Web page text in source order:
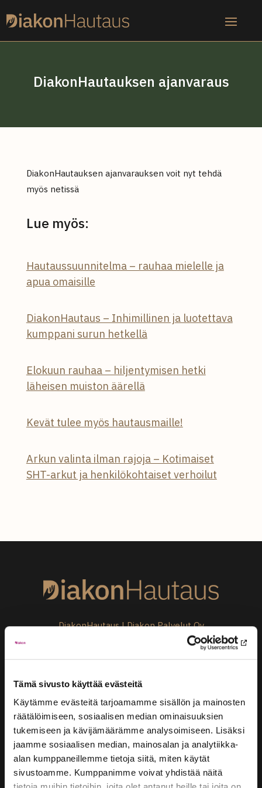
to
content
Tämä sivusto käyttää evästeitä
Käytämme evästeitä tarjoamamme sisällön ja mainosten
räätälöimiseen, sosiaalisen median ominaisuuksien
tukemiseen ja kävijämäärämme analysoimiseen. Lisäksi
jaamme sosiaalisen median, mainosalan ja analytiikka-
alan kumppaneillemme tietoja siitä, miten käytät
sivustoamme. Kumppanimme voivat yhdistää näitä
DiakonHautauksen ajanvaraus
DiakonHautauksen ajanvarauksen voit nyt tehdä
myös netissä
Lue myös:
Hautaussuunnitelma – rauhaa mielelle ja
apua omaisille
DiakonHautaus – Inhimillinen ja luotettava
kumppani surun hetkellä
Elokuun rauhaa – hiljentymisen hetki
läheisen muiston äärellä
Kevät tulee myös hautausmaille!
Arkun valinta ilman rajoja – Kotimaiset
SHT-arkut ja henkilökohtaiset verhoilut
DiakonHautaus | Diakon Palvelut Oy
Länsi-Suomen Diakonialaitos